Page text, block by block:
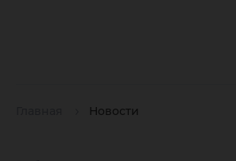
Новости